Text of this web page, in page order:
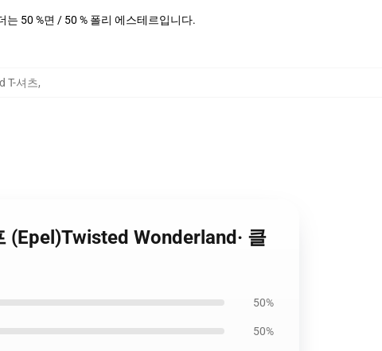
50 %면 / 50 % 폴리 에스테르입니다.
T-셔츠,
Wonderland· 클
50%
50%